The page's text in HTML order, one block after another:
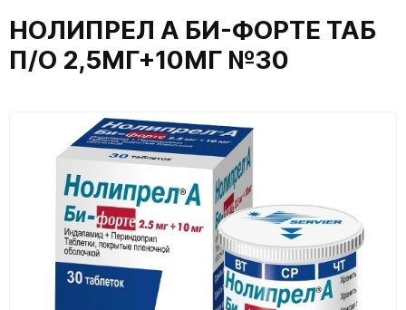
НОЛИПРЕЛ А БИ-ФОРТЕ ТАБ
П/О 2,5МГ+10МГ №30